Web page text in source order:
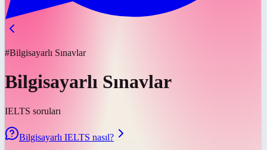
#Bilgisayarlı Sınavlar
Bilgisayarlı Sınavlar
IELTS soruları
Bilgisayarlı IELTS nasıl?